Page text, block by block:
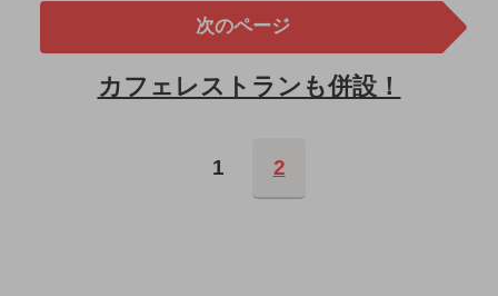
次のページ
カフェレストランも併設！
1 2